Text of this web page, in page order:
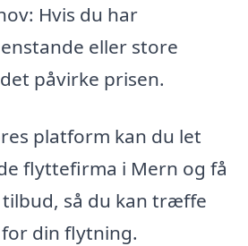
Hvis du har
eller store
påvirke prisen.
platform kan du let
flyttefirma i Mern og få
så du kan træffe
din flytning.